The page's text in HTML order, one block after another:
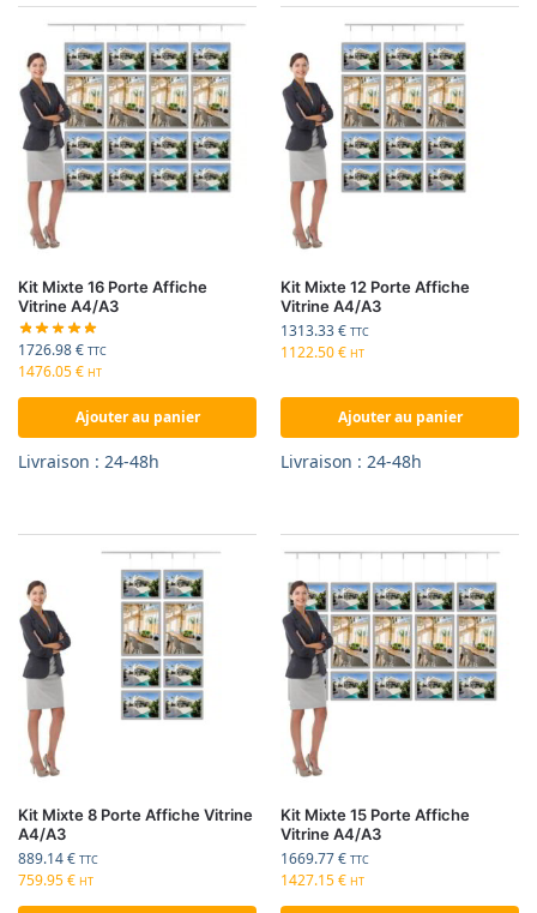
Kit Mixte 16 Porte Affiche
Vitrine A4/A3
1726.98€ TTC
1476.05€ HT
Ajouter au panier
Livraison : 24-48h
Kit Mixte 12 Porte Affiche
Vitrine A4/A3
1313.33€ TTC
1122.50€ HT
Ajouter au panier
Livraison : 24-48h
Kit Mixte 8 Porte Affiche Vitrine
A4/A3
889.14€ TTC
759.95€ HT
Kit Mixte 15 Porte Affiche
Vitrine A4/A3
1669.77€ TTC
1427.15€ HT